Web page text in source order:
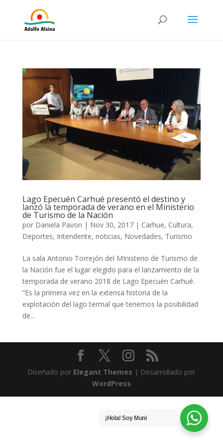
Lago Epecuén Carhué presentó el destino y
lanzó la temporada de verano en el Ministerio
de Turismo de la Nación
por Daniela Pavon | Nov 30, 2017| Carhue, Cultura,
Deportes, Intendente, noticias, Novedades, Turismo
La sala Antonio Torrejón del MInisterio de Turismo de
la Nación fue el lugar elegido para el lanzamiento de la
temporada de verano 2018 de Lago Epecuén Carhué.
“Es la primera vez en la extensa historia de la
explotación del lago termal que tenemos la posibilidad
de...
Diseñado por Elegant Themes | Desarrollado por
WordPress
¡Hola! Soy Muni